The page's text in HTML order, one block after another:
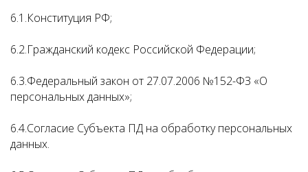
6.1.Конституция РФ;
6.2.Гражданский кодекс Российской Федерации;
6.3.Федеральный закон от 27.07.2006 №152-ФЗ «О
персональных данных»;
6.4.Согласие Субъекта ПД на обработку персональных
данных.